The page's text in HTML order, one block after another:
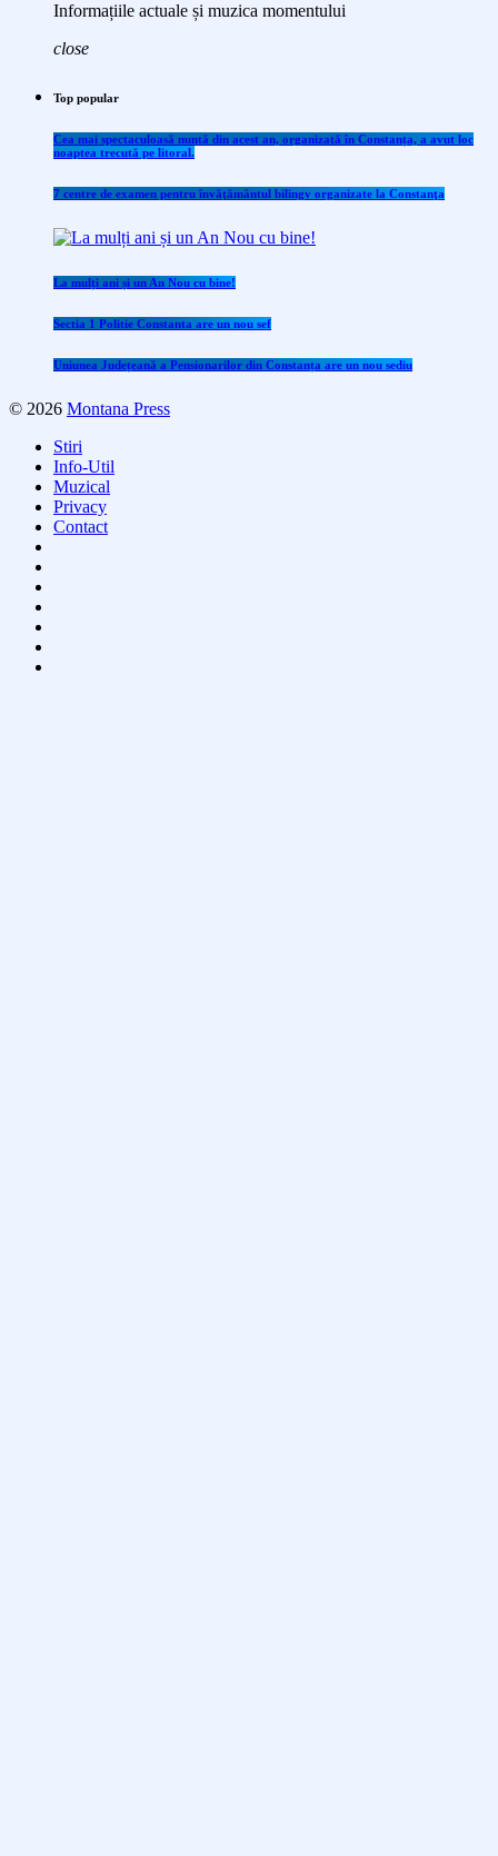
Informațiile actuale și muzica momentului
close
Top popular
Cea mai spectaculoasă nuntă din acest an, organizată în Constanța, a avut loc
noaptea trecută pe litoral.
7 centre de examen pentru învăţământul bilingv organizate la Constanţa
La mulți ani și un An Nou cu bine!
Sectia 1 Politie Constanta are un nou sef
Uniunea Județeană a Pensionarilor din Constanța are un nou sediu
© 2026 Montana Press
Stiri
Info-Util
Muzical
Privacy
Contact